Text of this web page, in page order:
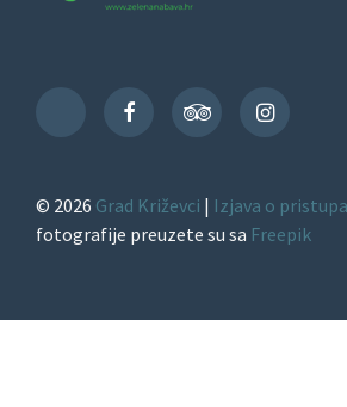
TikTok
FacebookTripAdvisorInstagram
© 2026 Grad Križevci | Izjava o
fotografije preuzete su sa Freepik